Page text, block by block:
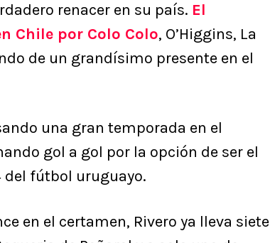
renacer en su país. El
Chile por Colo Colo, O’Higgins, La
de un grandísimo presente en el
una gran temporada en el
gol a gol por la opción de ser el
fútbol uruguayo.
en el certamen, Rivero ya lleva siete